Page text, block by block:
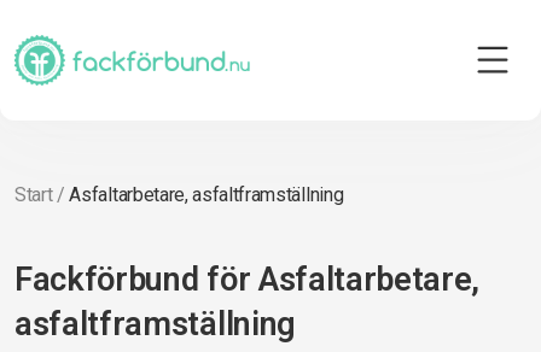
Start/Asfaltarbetare, asfaltframställning
Fackförbund för Asfaltarbetare,
asfaltframställning